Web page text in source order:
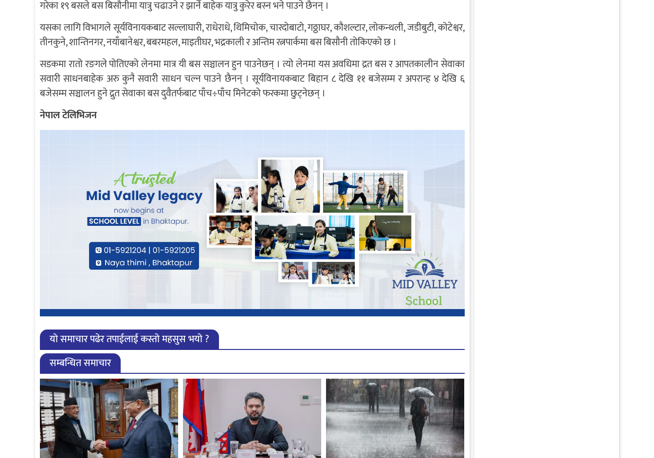
गरेका १९ बसले बस बिसौनीमा यात्रु चढाउने र झार्ने बाहेक यात्रु कुरेर बस्न भने पाउने छैनन् ।
यसका लागि विभागले सूर्यविनायकबाट सल्लाघारी, राधेराधे, थिमिचोक, चारदोबाटो, गठ्ठाघर, कौशल्टार, लोकन्थली, जडीबुटी, कोटेश्वर,
तीनकुने, शान्तिनगर, नयाँबानेश्वर, बबरमहल, माइतीघर, भद्रकाली र अन्तिम रत्नपार्कमा बस बिसौनी तोकिएको छ ।
सडकमा रातो रङगले पोतिएको लेनमा मात्र यी बस सञ्चालन हुन पाउनेछन् । त्यो लेनमा यस अवधिमा द्रत बस र आपतकालीन सेवाका
सवारी साधनबाहेक अरु कुनै सवारी साधन चल्न पाउने छैनन् । सूर्यविनायकबाट बिहान ८ देखि ११ बजेसम्म र अपरान्ह ४ देखि ६
बजेसम्म सञ्चालन हुने द्रुत सेवाका बस दुवैतर्फबाट पाँच÷पाँच मिनेटको फरकमा छुट्नेछन् ।
नेपाल टेलिभिजन
यो समाचार पढेर तपाईलाई कस्तो महसुस भयो ?
सम्बन्धित समाचार